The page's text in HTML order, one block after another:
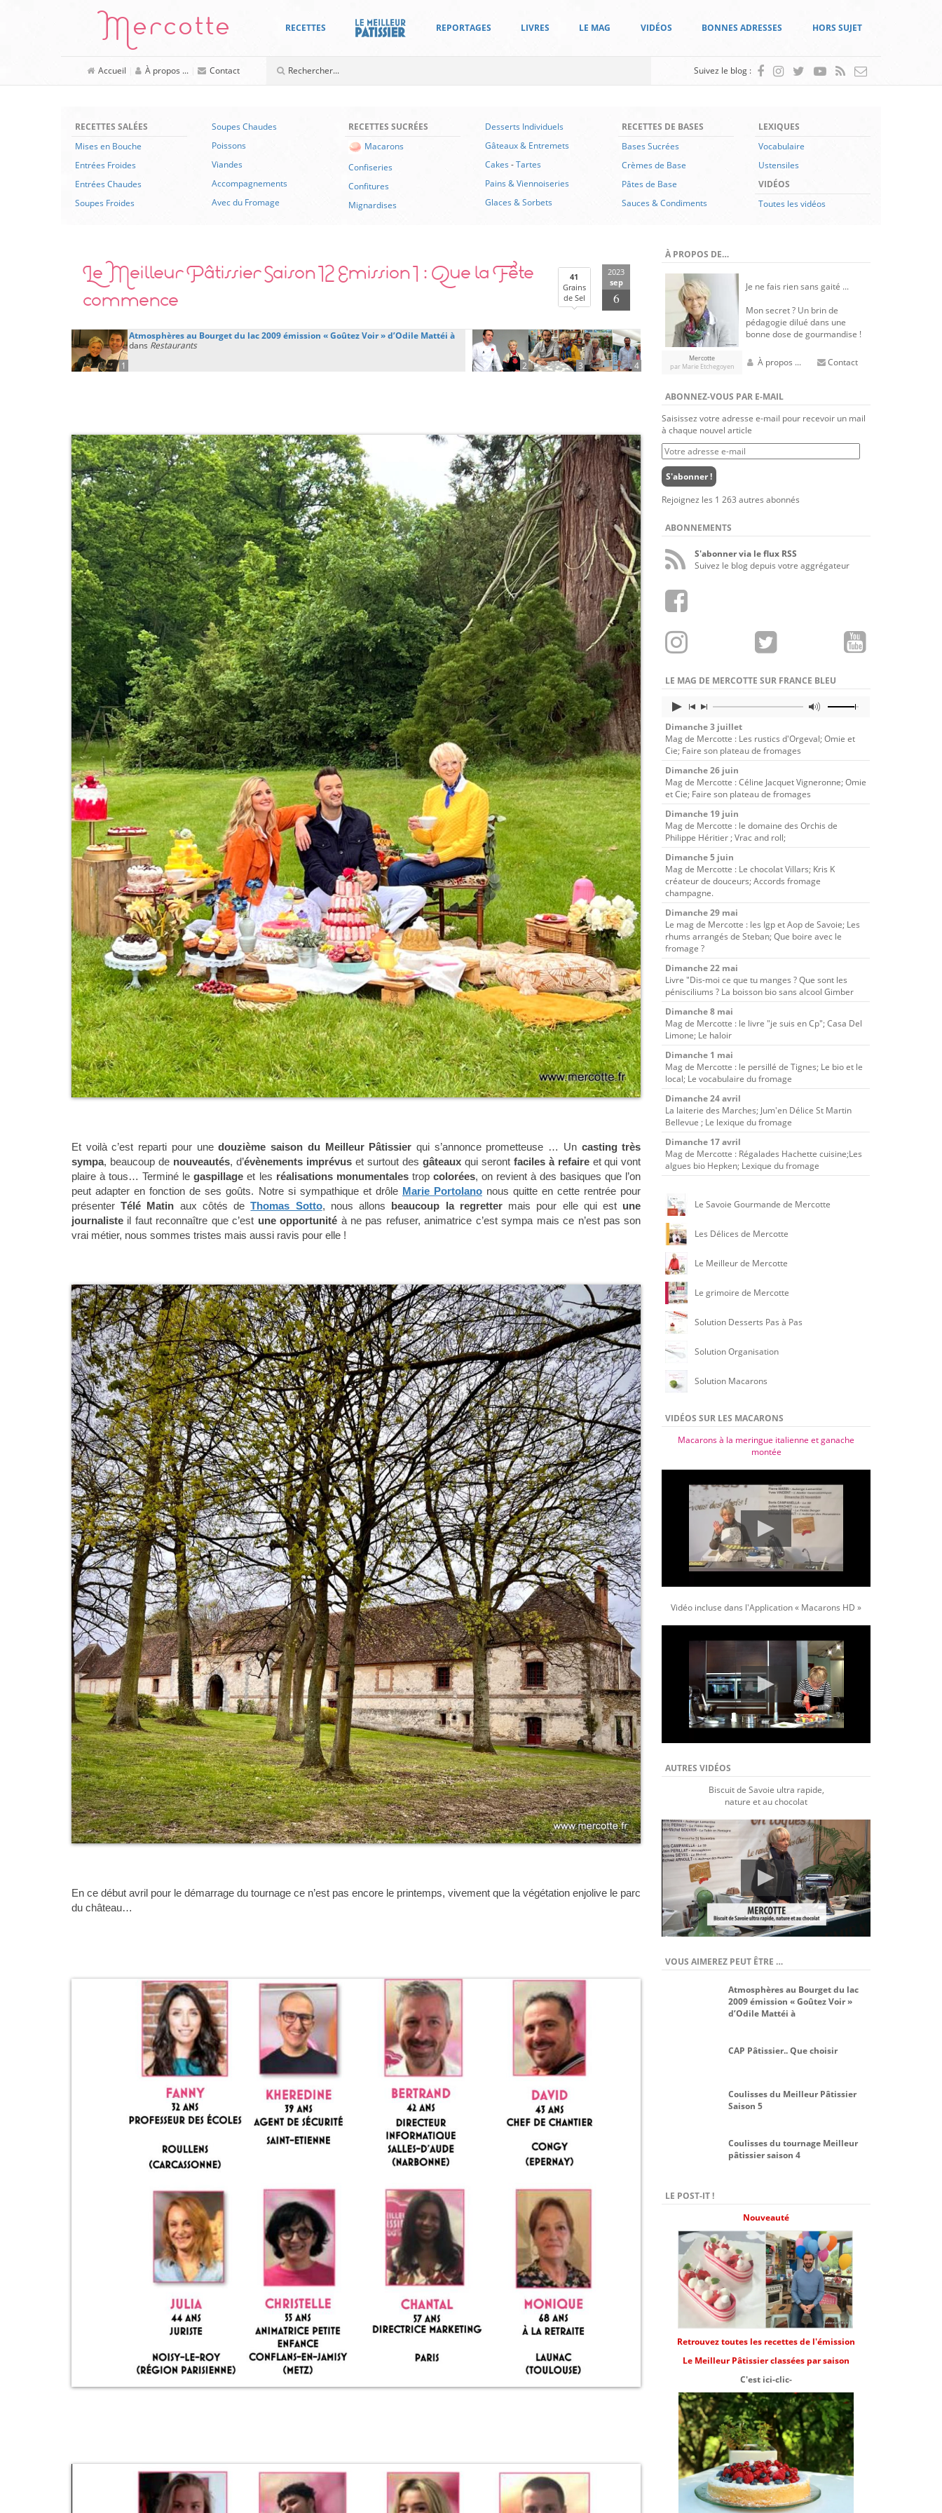
Mercotte RECETTES REPORTAGES LIVRES LE MAG VIDÉOS BONNES ADRESSES HORS SUJET
Accueil | À propos ... | Contact Suivez le blog :
RECETTES SALÉES
Mises en Bouche
Entrées Froides
Entrées Chaudes
Soupes Froides
Soupes Chaudes
Poissons
Viandes
Accompagnements
Avec du Fromage
RECETTES SUCRÉES
Macarons
Confiseries
Confitures
Mignardises
Desserts Individuels
Gâteaux & Entremets
Cakes -Tartes
Pains & Viennoiseries
Glaces & Sorbets
RECETTES DE BASES
Bases Sucrées
Crèmes de Base
Pâtes de Base
Sauces & Condiments
LEXIQUES
Vocabulaire
Ustensiles
VIDÉOS
Toutes les vidéos
Le Meilleur Pâtissier Saison 12 Emission 1 : Que la Fête
commence
41
Grains
de Sel
2023
sep
6
1
Atmosphères au Bourget du lac 2009 émission « Goûtez Voir » d’Odile Mattéi à
dans Restaurants
2
3 4
Et voilà c’est reparti pour unedouzième saison du Meilleur Pâtissier qui s’annonce prometteuse … Un casting très
sympa, beaucoup de nouveautés, d’évènements imprévuset surtout des gâteauxqui seront faciles à refaireet qui vont
plaire à tous… Terminé legaspillage et les réalisations monumentalestropcolorées, on revient à des basiques que l’on
peut adapter en fonction de ses goûts. Notre si sympathique et drôle Marie Portolanonous quitte en cette rentrée pour
présenterTélé Matin aux côtés deThomas Sotto, nous allons beaucoup la regrettermais pour elle qui est une
journaliste il faut reconnaître que c’est une opportunité à ne pas refuser, animatrice c’est sympa mais ce n’est pas son
vrai métier, nous sommes tristes mais aussi ravis pour elle !
En ce début avril pour le démarrage du tournage ce n’est pas encore le printemps, vivement que la végétation enjolive le parc
du château…
À PROPOS DE…
Je ne fais rien sans gaité ...
Mon secret ? Un brin de
pédagogie dilué dans une
bonne dose de gourmandise !
Mercotte
par Marie Etchegoyen
À propos ... Contact
ABONNEZ-VOUS PAR E-MAIL
Saisissez votre adresse e-mail pour recevoir un mail
à chaque nouvel article
Votre
adresse
e-
mail
S'abonner !
Rejoignez les 1 263 autres abonnés
ABONNEMENTS
S'abonner via le flux RSS
Suivez le blog depuis votre aggrégateur
LE MAG DE MERCOTTE SUR FRANCE BLEU
Dimanche 3 juillet
Mag de Mercotte : Les rustics d'Orgeval; Omie et
Cie; Faire son plateau de fromages
Dimanche 26 juin
Mag de Mercotte : Céline Jacquet Vigneronne; Omie
et Cie; Faire son plateau de fromages
Dimanche 19 juin
Mag de Mercotte : le domaine des Orchis de
Philippe Héritier ; Vrac and roll;
Dimanche 5 juin
Mag de Mercotte : Le chocolat Villars; Kris K
créateur de douceurs; Accords fromage
champagne.
Dimanche 29 mai
Le mag de Mercotte : les Igp et Aop de Savoie; Les
rhums arrangés de Steban; Que boire avec le
fromage ?
Dimanche 22 mai
Livre "Dis-moi ce que tu manges ? Que sont les
pénisciliums ? La boisson bio sans alcool Gimber
Dimanche 8 mai
Mag de Mercotte : le livre "je suis en Cp"; Casa Del
Limone; Le haloir
Dimanche 1 mai
Mag de Mercotte : le persillé de Tignes; Le bio et le
local; Le vocabulaire du fromage
Dimanche 24 avril
La laiterie des Marches; Jum'en Délice St Martin
Bellevue ; Le lexique du fromage
Dimanche 17 avril
Mag de Mercotte : Régalades Hachette cuisine;Les
algues bio Hepken; Lexique du fromage
Le Savoie Gourmande de Mercotte
Les Délices de Mercotte
Le Meilleur de Mercotte
Le grimoire de Mercotte
Solution Desserts Pas à Pas
Solution Organisation
Solution Macarons
VIDÉOS SUR LES MACARONS
Macarons à la meringue italienne et ganache
montée
Vidéo incluse dans l'Application « Macarons HD »
AUTRES VIDÉOS
Biscuit de Savoie ultra rapide,
nature et au chocolat
VOUS AIMEREZ PEUT ÊTRE …
Atmosphères au Bourget du lac
2009 émission « Goûtez Voir »
d’Odile Mattéi à
CAP Pâtissier.. Que choisir
Coulisses du Meilleur Pâtissier
Saison 5
Coulisses du tournage Meilleur
pâtissier saison 4
LE POST-IT !
Nouveauté
Retrouvez toutes les recettes de l'émission
Le Meilleur Pâtissier classées par saison
C'est ici-clic-